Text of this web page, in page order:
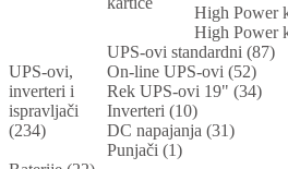
High Power
High Power
UPS-ovi,
inverteri i
ispravljači
(234)
UPS-ovi standardni (87)
On-line UPS-ovi (52)
Rek UPS-ovi 19" (34)
Inverteri (10)
DC napajanja (31)
Punjači (1)